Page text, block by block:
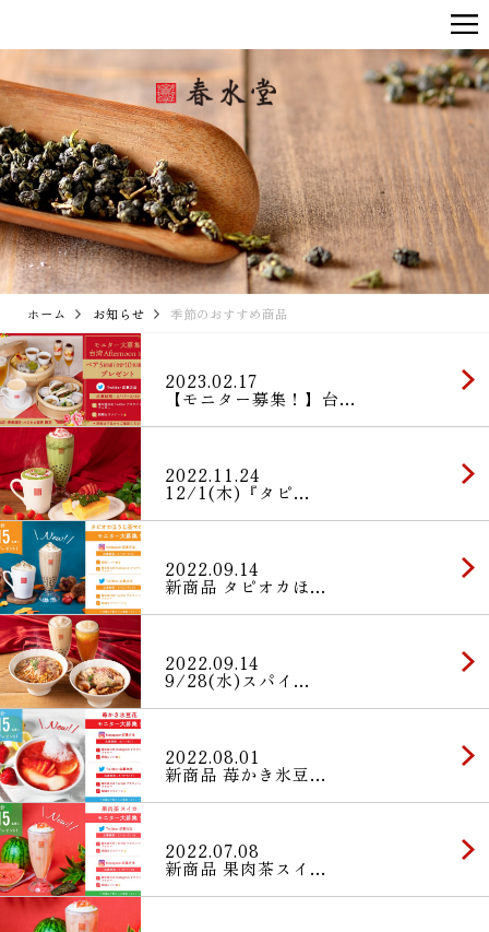
ホーム お知らせ 季節のおすすめ商品
2023.02.17
【モニター募集！】台…
2022.11.24
12/1(木)『タピ…
2022.09.14
新商品 タピオカほ…
2022.09.14
9/28(水)スパイ…
2022.08.01
新商品 苺かき氷豆…
2022.07.08
新商品 果肉茶スイ…